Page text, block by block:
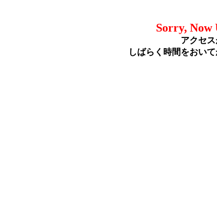
Sorry, Now
アクセ
しばらく時間をおい